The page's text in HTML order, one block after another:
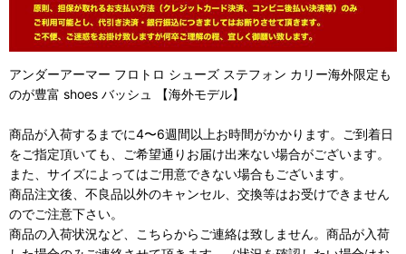
アンダーアーマー フロトロ シューズ ステフォン カリー海外限定も
のが豊富 shoes バッシュ 【海外モデル】
商品が入荷するまでに4〜6週間以上お時間がかかります。ご到着日
をご指定頂いても、ご希望通りお届け出来ない場合がございます。
また、サイズによってはご用意できない場合もございます。
商品注文後、不良品以外のキャンセル、交換等はお受けできません
のでご注意下さい。
商品の入荷状況など、こちらからご連絡は致しません。商品が入荷